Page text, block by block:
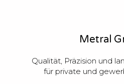
Metral
Qualität, Präzision und
für private und